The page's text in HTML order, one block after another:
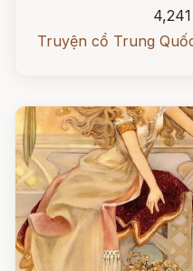
Truyện cổ Trung